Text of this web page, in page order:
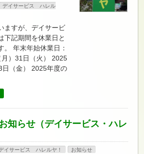
デイサービス ハレル
ますが、デイサービ
下記期間を休業日と
。 年末年始休業日：
）31日（火） 2025
日（金） 2025年度の
知らせ（デイサービス・ハレ
イサービス ハレルヤ！ お知らせ